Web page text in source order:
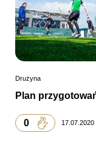
Drużyna
Plan
0 17.07.2020